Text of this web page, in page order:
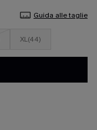
Guida alle taglie
XL(44)